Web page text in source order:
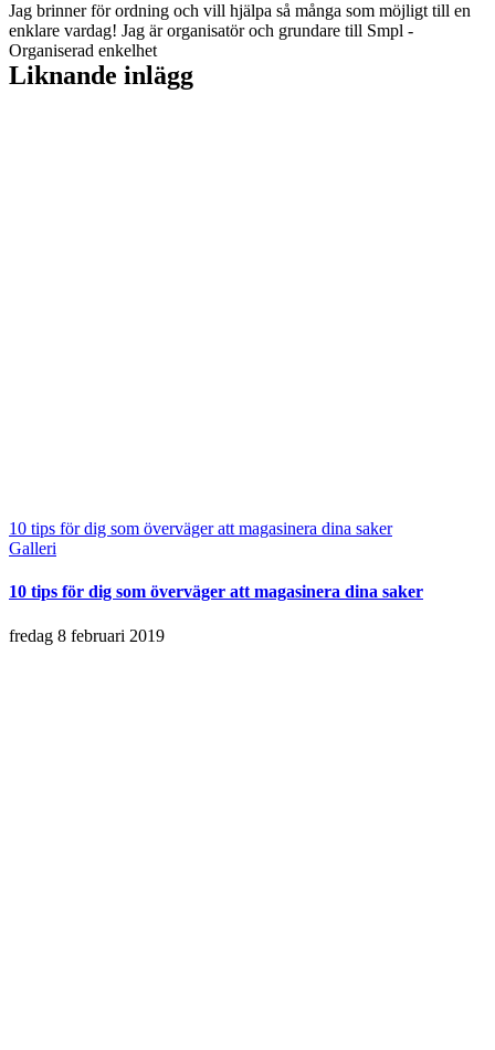
Jag brinner för ordning och vill hjälpa så många som möjligt till en
enklare vardag! Jag är organisatör och grundare till Smpl -
Organiserad enkelhet
Liknande inlägg
10 tips för dig som överväger att magasinera dina saker
Galleri
10 tips för dig som överväger att magasinera dina saker
fredag 8 februari 2019